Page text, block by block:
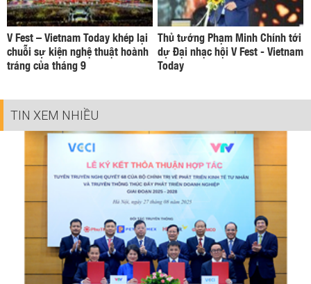
V Fest – Vietnam Today khép lại
chuỗi sự kiện nghệ thuật hoành
tráng của tháng 9
Thủ tướng Phạm Minh Chính tới
dự Đại nhạc hội V Fest - Vietnam
Today
TIN XEM NHIỀU